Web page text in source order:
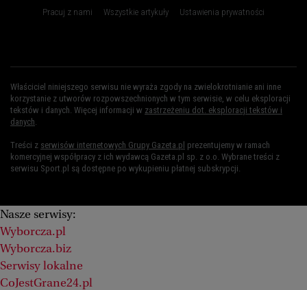
Pracuj z nami
Wszystkie artykuły Ustawienia prywatności
Właściciel niniejszego serwisu nie wyraża zgody na zwielokrotnianie ani inne
korzystanie z utworów rozpowszechnionych w tym serwisie, w celu eksploracji
tekstów i danych. Więcej informacji w zastrzeżeniu dot. eksploracji tekstów i
danych.
Treści z serwisów internetowych Grupy Gazeta.pl prezentujemy w ramach
komercyjnej współpracy z ich wydawcą Gazeta.pl sp. z o.o. Wybrane treści z
serwisu Sport.pl są dostępne po wykupieniu płatnej subskrypcji.
Nasze serwisy:
Wyborcza.pl
Wyborcza.biz
Serwisy lokalne
CoJestGrane24.pl